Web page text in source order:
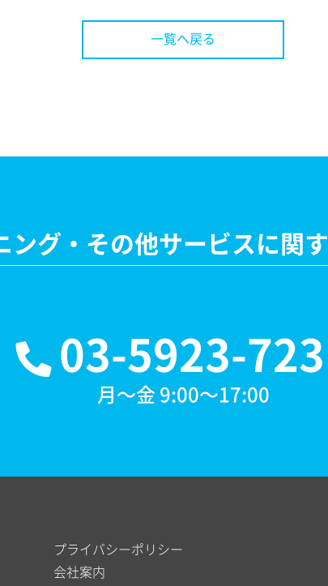
一覧へ戻る
ング・その他サービスに関
03-5923-
月～金 9:00～17:00
プライバシーポリシー
会社案内